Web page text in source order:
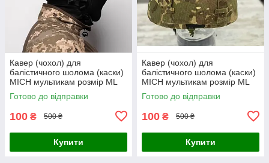
Кавер (чохол) для
балістичного шолома (каски)
MICH мультикам розмір МL
Готово до відправки
100 ₴ 500 ₴
Купити
Кавер (чохол) для
балістичного шолома (каски)
MICH мультикам розмір МL
Готово до відправки
100 ₴ 500 ₴
Купити